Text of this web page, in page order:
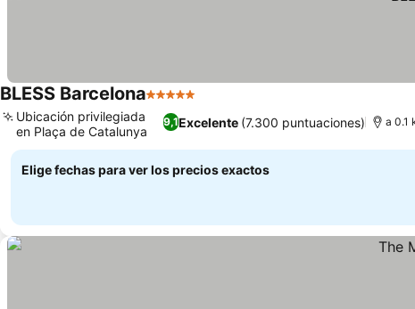
BLESS Barcelona5 Estrellas
9,1Excelente (7.300 puntuaciones)
Ubicación privilegiada
en Plaça de Catalunya
a 0.1
Elige fechas para ver los precios exactos